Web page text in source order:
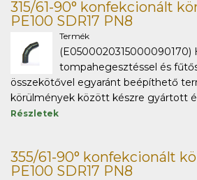
315/61-90° konfekcionált
PE100 SDR17 PN8
Termék
(E0500020315000090170)
tompahegesztéssel és
összekötővel egyaránt beépíthető
körülmények között készre gyártott
Részletek
355/61-90° konfekcionált
PE100 SDR17 PN8